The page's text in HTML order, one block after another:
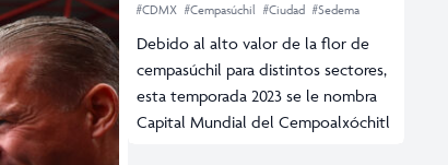
#CDMX #Cempasúchil #Ciudad #Sedema
Debido al alto valor de la flor de
cempasúchil para distintos sectores,
esta temporada 2023 se le nombra
Capital Mundial del Cempoalxóchitl